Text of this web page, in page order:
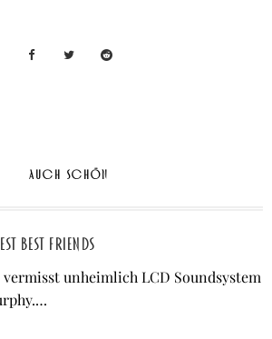
AUCH SCHÖN
BEST FRIENDS
vermisst unheimlich LCD Soundsystem